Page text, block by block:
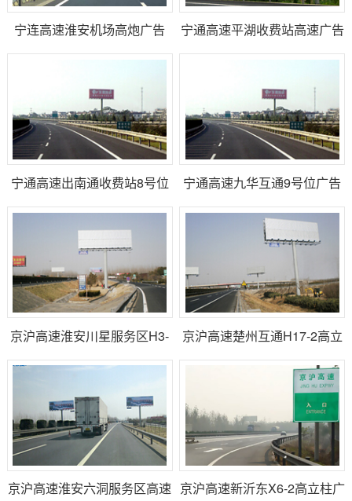
宁连高速淮安机场高炮广告 宁通高速平湖收费站高速广告
宁通高速出南通收费站8号位
宁通高速九华互通9号位广告
京沪高速淮安川星服务区H3-
京沪高速楚州互通H17-2高立
京沪高速淮安六洞服务区高速 京沪高速新沂东X6-2高立柱广